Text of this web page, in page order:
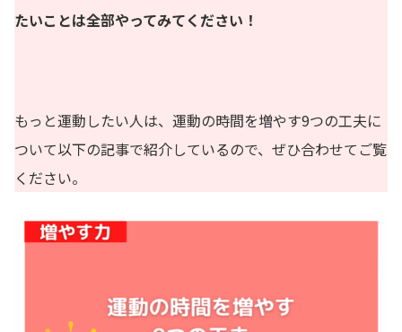
たいことは全部やってみてください！
もっと運動したい人は、運動の時間を増やす9つの工夫に
ついて以下の記事で紹介しているので、ぜひ合わせてご覧
ください。